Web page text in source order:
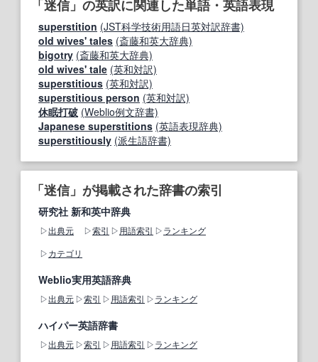
「迷信」の英訳に関連した単語・英語表現
superstition (JST科学技術用語日英対訳辞書)
old wives' tales (斎藤和英大辞典)
bigotry (斎藤和英大辞典)
old wives' tale (英和対訳)
superstitious (英和対訳)
superstitious person (英和対訳)
休眠打破 (Weblio例文辞書)
Japanese superstitions (英語表現辞典)
superstitiously (派生語辞書)
「迷信」が掲載された辞書の索引
研究社 新和英中辞典
出典元 索引 用語索引
ランキング
カテゴリ
Weblio実用英語辞典
出典元 索引 用語索引 ランキング
ハイパー英語辞書
出典元 索引 用語索引 ランキング